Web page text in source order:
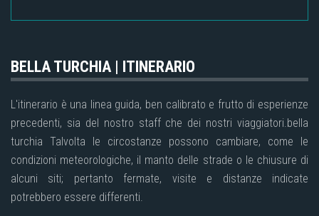
BELLA TURCHIA | ITINERARIO
L'itinerario è una linea guida, ben calibrato e frutto di esperienze
precedenti, sia del nostro staff che dei nostri viaggiatori.bella
turchia Talvolta le circostanze possono cambiare, come le
condizioni meteorologiche, il manto delle strade o le chiusure di
alcuni siti; pertanto fermate, visite e distanze indicate
potrebbero essere differenti.